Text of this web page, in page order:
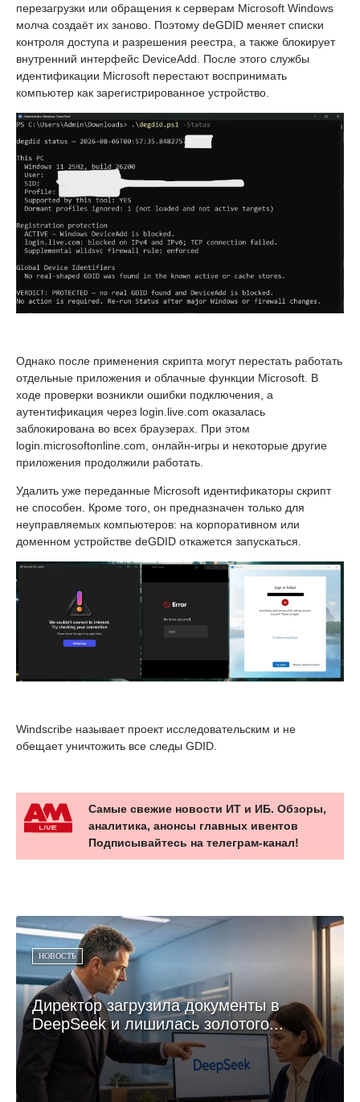
перезагрузки или обращения к серверам Microsoft Windows
молча создаёт их заново. Поэтому deGDID меняет списки
контроля доступа и разрешения реестра, а также блокирует
внутренний интерфейс DeviceAdd. После этого службы
идентификации Microsoft перестают воспринимать
компьютер как зарегистрированное устройство.
Однако после применения скрипта могут перестать работать
отдельные приложения и облачные функции Microsoft. В
ходе проверки возникли ошибки подключения, а
аутентификация через login.live.com оказалась
заблокирована во всех браузерах. При этом
login.microsoftonline.com, онлайн-игры и некоторые другие
приложения продолжили работать.
Удалить уже переданные Microsoft идентификаторы скрипт
не способен. Кроме того, он предназначен только для
неуправляемых компьютеров: на корпоративном или
доменном устройстве deGDID откажется запускаться.
Windscribe называет проект исследовательским и не
обещает уничтожить все следы GDID.
Самые свежие новости ИТ и ИБ. Обзоры,
аналитика, анонсы главных ивентов
Подписывайтесь на телеграм-канал!
НОВОСТЬ
Директор загрузила документы в
DeepSeek и лишилась золотого...